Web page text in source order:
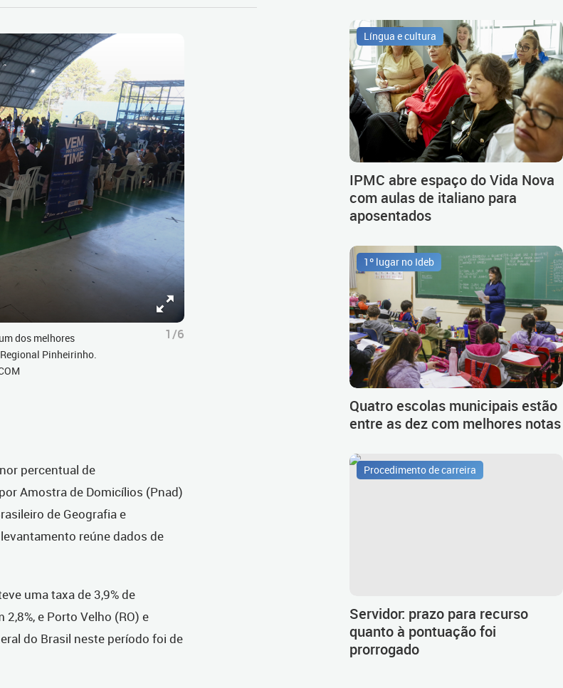
dos melhores
Pinheirinho.
1/6
percentual de
Amostra de Domicílios (Pnad)
de Geografia e
reúne dados de
uma taxa de 3,9% de
e Porto Velho (RO) e
do Brasil neste período foi de
Língua e cultura
IPMC abre espaço do Vida Nova
com aulas de italiano para
aposentados
1º lugar no Ideb
Quatro escolas municipais estão
entre as dez com melhores notas
Procedimento de carreira
Servidor: prazo para recurso
quanto à pontuação foi
prorrogado